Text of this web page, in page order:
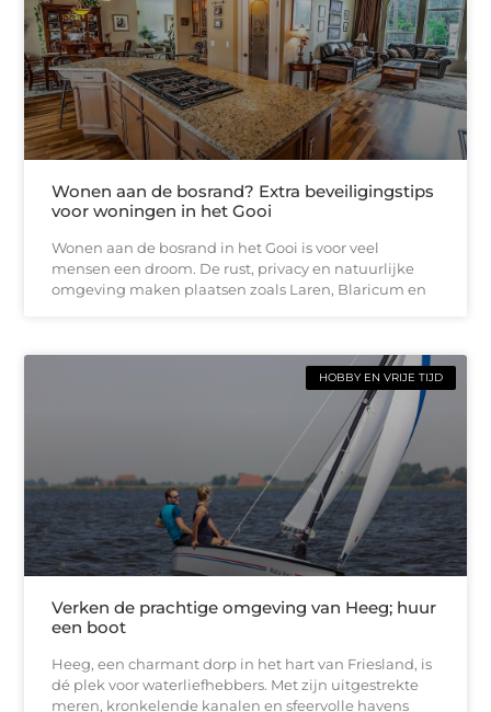
Wonen aan de bosrand? Extra beveiligingstips
voor woningen in het Gooi
Wonen aan de bosrand in het Gooi is voor veel
mensen een droom. De rust, privacy en natuurlijke
omgeving maken plaatsen zoals Laren, Blaricum en
HOBBY EN VRIJE TIJD
Verken de prachtige omgeving van Heeg; huur
een boot
Heeg, een charmant dorp in het hart van Friesland, is
dé plek voor waterliefhebbers. Met zijn uitgestrekte
meren, kronkelende kanalen en sfeervolle havens